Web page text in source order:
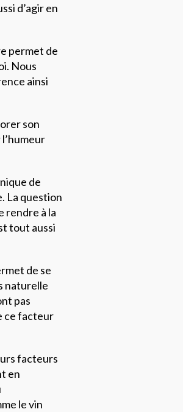
d’agir en
permet de
Nous
ainsi
son
de
La question
rendre à la
tout aussi
de se
naturelle
pas
ce facteur
facteurs
en
le vin